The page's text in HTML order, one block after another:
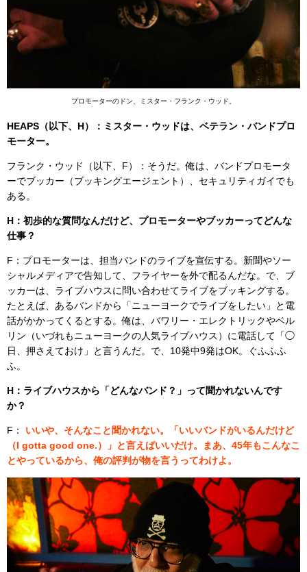
プロモーターのドン、ミスター・フランク・ウッド。
HEAPS（以下、H）：ミスター・ウッドは、ベテラン・バンドプロ
モーター。
フランク・ウッド（以下、F）：そうだ。俺は、バンドプロモータ
ーでブッカー（ブッキングエージェント）、セキュリティガイでも
ある。
H：初歩的な質問なんだけど、プロモーターやブッカーってどんな
仕事？
F：プロモーターは、担当バンドのライブを宣伝する。新聞やソー
シャルメディアで告知して、フライヤーを外で配るんだな。で、ブ
ッカーは、ライブハウスに問い合わせてライブをブッキングする。
たとえば、あるバンドから「ニューヨークでライブをしたい」と電
話がかかってくるとする。俺は、バワリー・エレクトリックやベル
リン（いづれもニューヨークの人気ライブハウス）に電話して「◯
日、押さえておけ」と言うんだ。で、10発中9発はOK。ぐふふふ
ふ。
H：ライブハウスから「どんなバンド？」って聞かれないんです
か？
F： いいや、そんなこと聞かれない。「いいバンドがいるんだけど
（I gotta good one.）」と言えばいいだけ。まあ、45年もこんなこ
とやっているから、俺の評判が物を言うってわけよ。